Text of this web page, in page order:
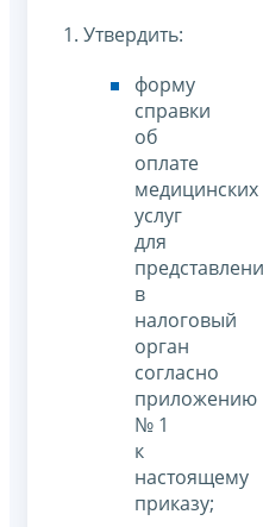
1. Утвердить:
форму
справки
об
оплате
медицинских
услуг
для
в
налоговый
орган
согласно
приложению
№ 1
к
настоящему
приказу;